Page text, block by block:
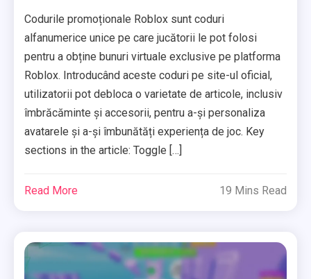
Codurile promoționale Roblox sunt coduri
alfanumerice unice pe care jucătorii le pot folosi
pentru a obține bunuri virtuale exclusive pe platforma
Roblox. Introducând aceste coduri pe site-ul oficial,
utilizatorii pot debloca o varietate de articole, inclusiv
îmbrăcăminte și accesorii, pentru a-și personaliza
avatarele și a-și îmbunătăți experiența de joc. Key
sections in the article: Toggle […]
Read More 19 Mins Read